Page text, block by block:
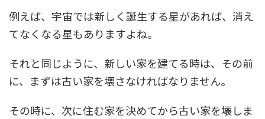
例えば、宇宙では新しく誕生する星があれば、消え
てなくなる星もありますよね。
それと同じように、新しい家を建てる時は、その前
に、まずは古い家を壊さなければなりません。
その時に、次に住む家を決めてから古い家を壊しま